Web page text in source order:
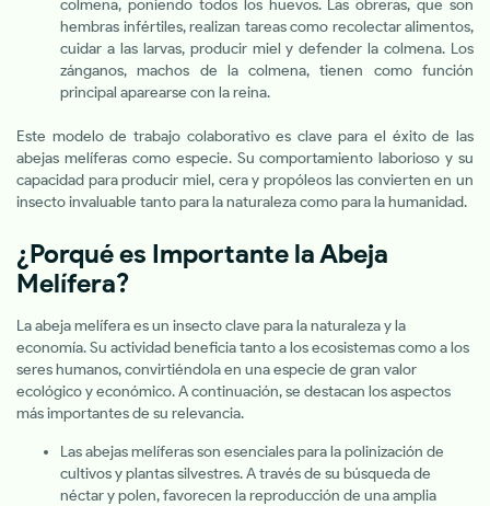
colmena, poniendo todos los huevos. Las obreras, que son
hembras infértiles, realizan tareas como recolectar alimentos,
cuidar a las larvas, producir miel y defender la colmena. Los
zánganos, machos de la colmena, tienen como función
principal aparearse con la reina.
Este modelo de trabajo colaborativo es clave para el éxito de las
abejas melíferas como especie. Su comportamiento laborioso y su
capacidad para producir miel, cera y propóleos las convierten en un
insecto invaluable tanto para la naturaleza como para la humanidad.
¿Porqué es Importante la Abeja
Melífera?
La abeja melífera es un insecto clave para la naturaleza y la
economía. Su actividad beneficia tanto a los ecosistemas como a los
seres humanos, convirtiéndola en una especie de gran valor
ecológico y económico. A continuación, se destacan los aspectos
más importantes de su relevancia.
Las abejas melíferas son esenciales para la polinización de
cultivos y plantas silvestres. A través de su búsqueda de
néctar y polen, favorecen la reproducción de una amplia